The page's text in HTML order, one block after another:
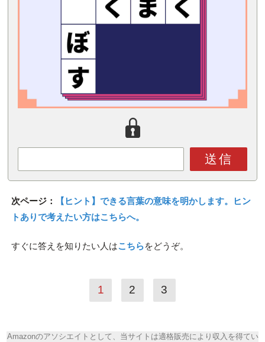
送信
次ページ：
【ヒント】できる言葉の意味を明かします。ヒン
トありで考えたい方はこちらへ。
すぐに答えを知りたい人はこちらをどうぞ。
1 2 3
Amazonのアソシエイトとして、当サイトは適格販売により収入を得てい